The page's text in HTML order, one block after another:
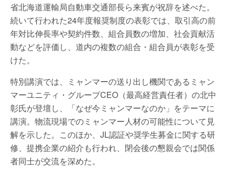
省北海道運輸局自動車交通部長ら来賓が祝辞を述べた。
続いて行われた24年度報奨制度の表彰では、取引高の前
年対比伸長率や契約件数、組合員数の増加、社会貢献活
動などを評価し、道内の複数の組合・組合員が表彰を受
けた。
特別講演では、ミャンマーの送り出し機関であるミャン
マーユニティ・グループCEO（最高経営責任者）の北中
彰氏が登壇し、「なぜ今ミャンマーなのか」をテーマに
講演。物流現場でのミャンマー人材の可能性について見
解を示した。このほか、JL認証や奨学生募金に関する研
修、提携企業の紹介も行われ、閉会後の懇親会では関係
者同士が交流を深めた。